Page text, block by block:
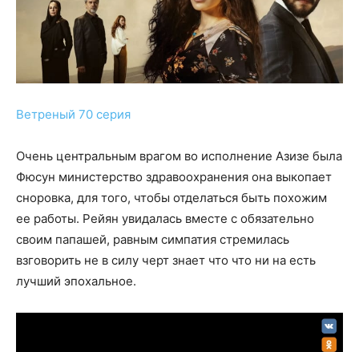
Ветреный 70 серия
Очень центральным врагом во исполнение Азизе была
Фюсун министерство здравоохранения она выкопает
сноровка, для того, чтобы отделаться быть похожим
ее работы. Рейян увидалась вместе с обязательно
своим папашей, равным симпатия стремилась
взговорить не в силу черт знает что что ни на есть
лучший эпохальное.